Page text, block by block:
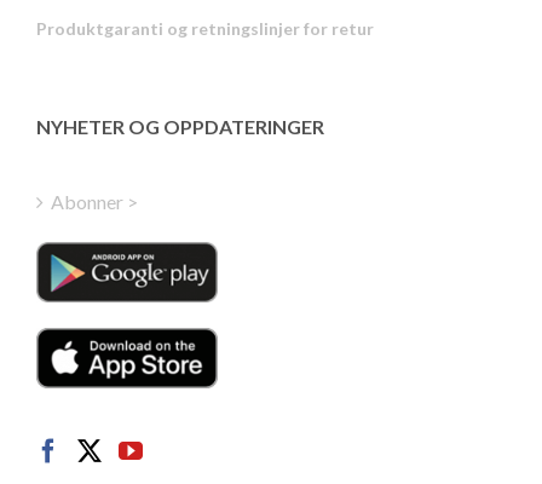
Produktgaranti og retningslinjer for retur
NYHETER OG OPPDATERINGER
Abonner >